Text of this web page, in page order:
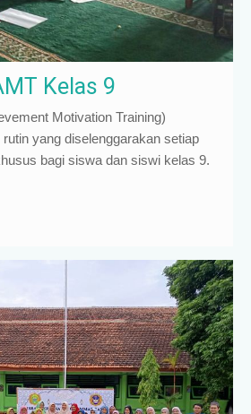
Kelas 9
Motivation Training)
yang diselenggarakan setiap
bagi siswa dan siswi kelas 9.